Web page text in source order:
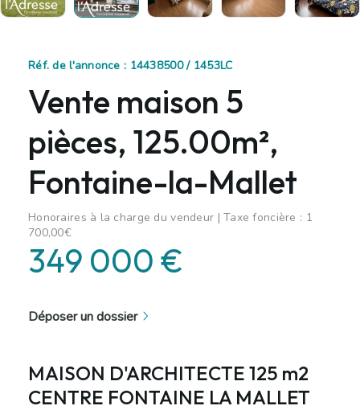
Réf. de l'annonce : 14438500 / 1453LC
Vente maison 5
pièces, 125.00m²,
Fontaine-la-Mallet
Honoraires à la charge du vendeur | Taxe foncière : 1
700,00€
349 000 €
Déposer un dossier
MAISON D'ARCHITECTE 125 m2
CENTRE FONTAINE LA MALLET